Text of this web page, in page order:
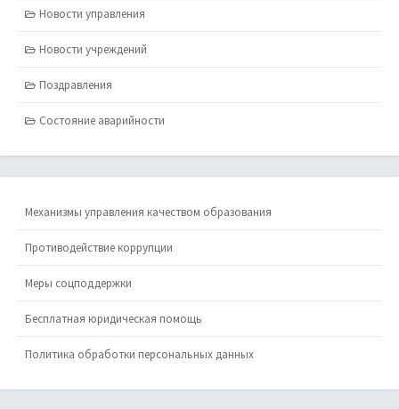
Новости управления
Новости учреждений
Поздравления
Состояние аварийности
Механизмы управления качеством образования
Противодействие коррупции
Меры соцподдержки
Бесплатная юридическая помощь
Политика обработки персональных данных